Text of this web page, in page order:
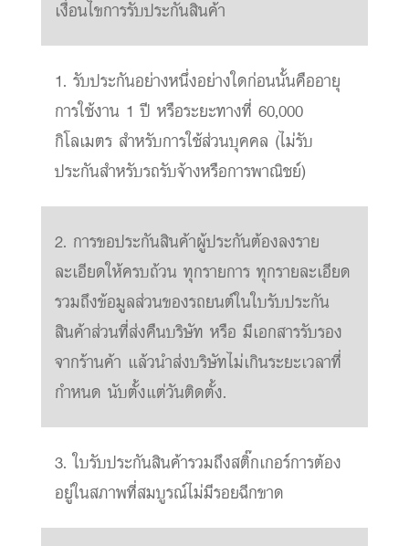
เงื่อนไขการรับประกันสินค้า
1. รับประกันอย่างหนึ่งอย่างใดก่อนนั้นคืออายุ
การใช้งาน 1 ปี หรือระยะทางที่ 60,000
กิโลเมตร สำหรับการใช้ส่วนบุคคล (ไม่รับ
ประกันสำหรับรถรับจ้างหรือการพาณิชย์)
2. การขอประกันสินค้าผู้ประกันต้องลงราย
ละเอียดให้ครบถ้วน ทุกรายการ ทุกรายละเอียด
รวมถึงข้อมูลส่วนของรถยนต์ในใบรับประกัน
สินค้าส่วนที่ส่งคืนบริษัท หรือ มีเอกสารรับรอง
จากร้านค้า แล้วนำส่งบริษัทไม่เกินระยะเวลาที่
กำหนด นับตั้งแต่วันติดตั้ง.
3. ใบรับประกันสินค้ารวมถึงสติ๊กเกอร์การต้อง
อยู่ในสภาพที่สมบูรณ์ไม่มีรอยฉีกขาด